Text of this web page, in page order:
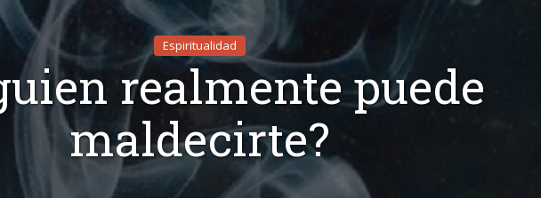
Espiritualidad
realmente puede
maldecirte?